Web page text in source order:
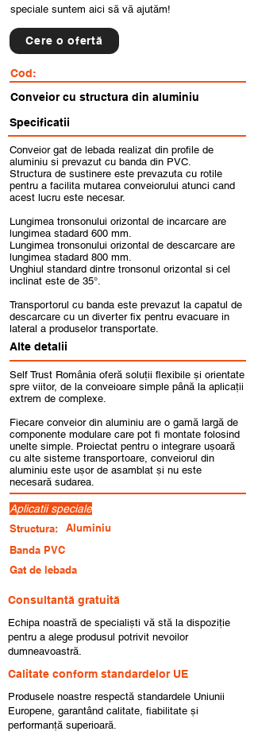
speciale suntem aici să vă ajutăm!
Cere o ofertă
Cod:
Conveior cu structura din aluminiu
Specificatii
Conveior gat de lebada realizat din profile de
aluminiu si prevazut cu banda din PVC.
Structura de sustinere este prevazuta cu rotile
pentru a facilita mutarea conveiorului atunci cand
acest lucru este necesar.
Lungimea tronsonului orizontal de incarcare are
lungimea stadard 600 mm.
Lungimea tronsonului orizontal de descarcare are
lungimea stadard 800 mm.
Unghiul standard dintre tronsonul orizontal si cel
inclinat este de 35°.
Transportorul cu banda este prevazut la capatul de
descarcare cu un diverter fix pentru evacuare in
lateral a produselor transportate.
Alte detalii
Self Trust România oferă soluții flexibile și orientate
spre viitor, de la conveioare simple până la aplicații
extrem de complexe.
Fiecare conveior din aluminiu are o gamă largă de
componente modulare care pot fi montate folosind
unelte simple. Proiectat pentru o integrare ușoară
cu alte sisteme transportoare, conveiorul din
aluminiu este ușor de asamblat și nu este
necesară sudarea.
Aplicatii speciale
Structura:
Aluminiu
Banda PVC
Gat de lebada
Consultantă gratuită
Echipa noastră de specialiști vă stă la dispoziție
pentru a alege produsul potrivit nevoilor
dumneavoastră.
Calitate conform standardelor UE
Produsele noastre respectă standardele Uniunii
Europene, garantând calitate, fiabilitate și
performanță superioară.